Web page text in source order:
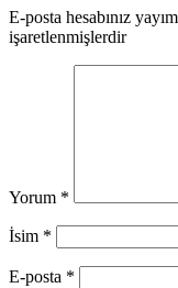
E-posta hesabınız
işaretlenmişlerdir
Yorum *
İsim *
E-posta *